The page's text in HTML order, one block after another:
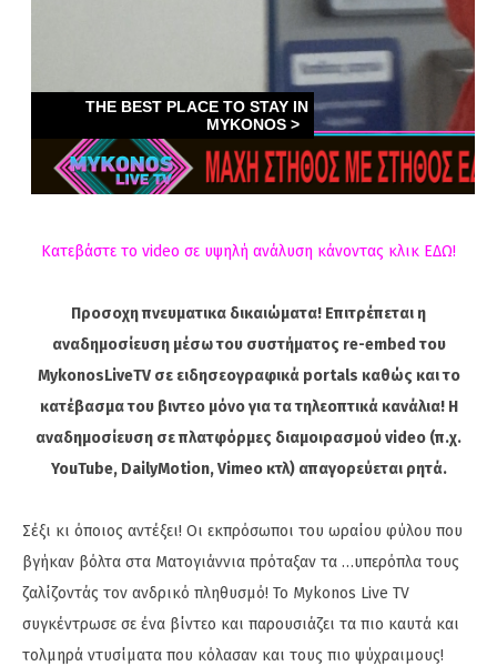
Κατεβάστε το video σε υψηλή ανάλυση κάνοντας κλικ ΕΔΩ!
Προσοχη πνευματικα δικαιώματα! Επιτρέπεται η
αναδημοσίευση μέσω του συστήματος re-embed του
MykonosLiveTV σε ειδησεογραφικά portals καθώς και το
κατέβασμα του βιντεο μόνο για τα τηλεοπτικά κανάλια! Η
αναδημοσίευση σε πλατφόρμες διαμοιρασμού video (π.χ.
YouTube, DailyMotion, Vimeo κτλ) απαγορεύεται ρητά.
Σέξι κι όποιος αντέξει! Οι εκπρόσωποι του ωραίου φύλου που
βγήκαν βόλτα στα Ματογιάννια πρόταξαν τα …υπερόπλα τους
ζαλίζοντάς τον ανδρικό πληθυσμό! Το Mykonos Live TV
συγκέντρωσε σε ένα βίντεο και παρουσιάζει τα πιο καυτά και
τολμηρά ντυσίματα που κόλασαν και τους πιο ψύχραιμους!